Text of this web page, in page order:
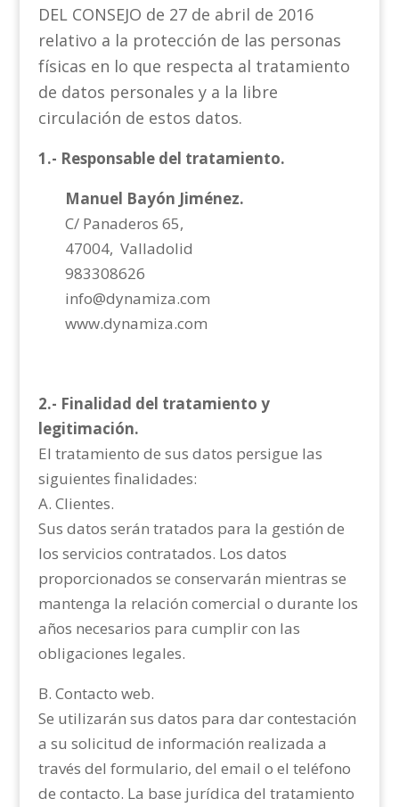
DEL CONSEJO de 27 de abril de 2016
relativo a la protección de las personas
físicas en lo que respecta al tratamiento
de datos personales y a la libre
circulación de estos datos.
1.- Responsable del tratamiento.
Manuel Bayón Jiménez.
C/ Panaderos 65,
47004, Valladolid
983308626
info@dynamiza.com
www.dynamiza.com
2.- Finalidad del tratamiento y
legitimación.
El tratamiento de sus datos persigue las
siguientes finalidades:
A. Clientes.
Sus datos serán tratados para la gestión de
los servicios contratados. Los datos
proporcionados se conservarán mientras se
mantenga la relación comercial o durante los
años necesarios para cumplir con las
obligaciones legales.
B. Contacto web.
Se utilizarán sus datos para dar contestación
a su solicitud de información realizada a
través del formulario, del email o el teléfono
de contacto. La base jurídica del tratamiento